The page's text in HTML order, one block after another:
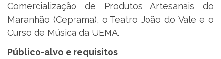
Comercialização de Produtos Artesanais do
Maranhão (Ceprama), o Teatro João do Vale e o
Curso de Música da UEMA.
Público-alvo e requisitos